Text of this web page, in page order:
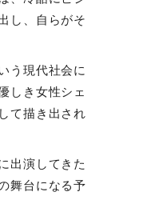
し、自らがそ
う現代社会に
しき女性シェ
て描き出され
出演してきた
舞台になる予